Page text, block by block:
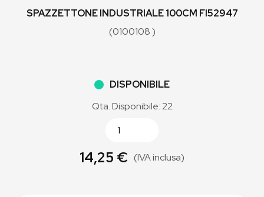
SPAZZETTONE INDUSTRIALE 100CM FI52947
(0100108 )
DISPONIBILE
Qta. Disponibile: 22
14,25 € (IVA inclusa)